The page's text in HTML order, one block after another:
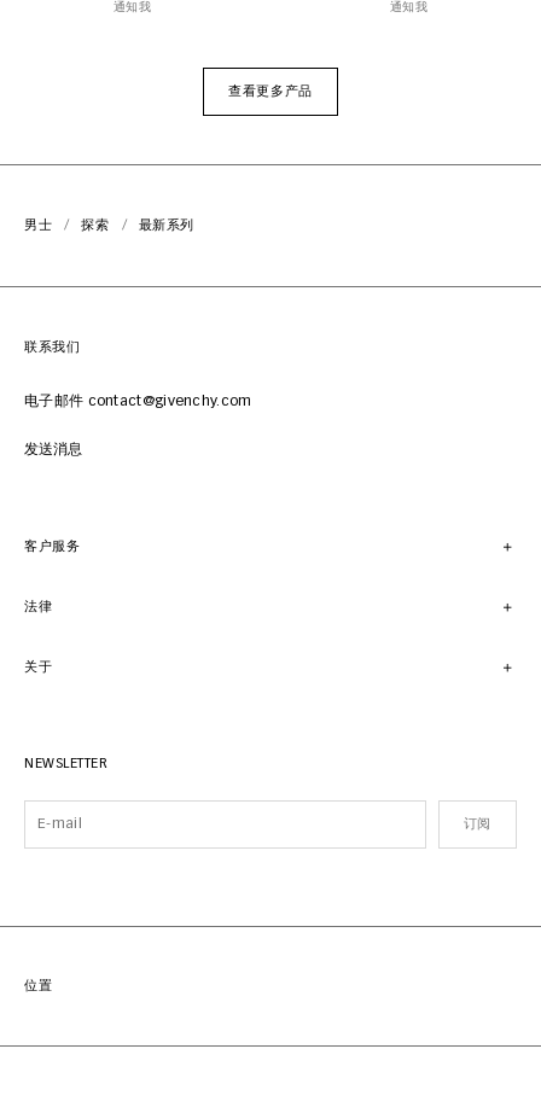
通知我 通知我
查看更多产品
男士 探索 最新系列
联系我们
电子邮件 contact@givenchy.com
发送消息
客户服务
法律
关于
NEWSLETTER
订阅
位置